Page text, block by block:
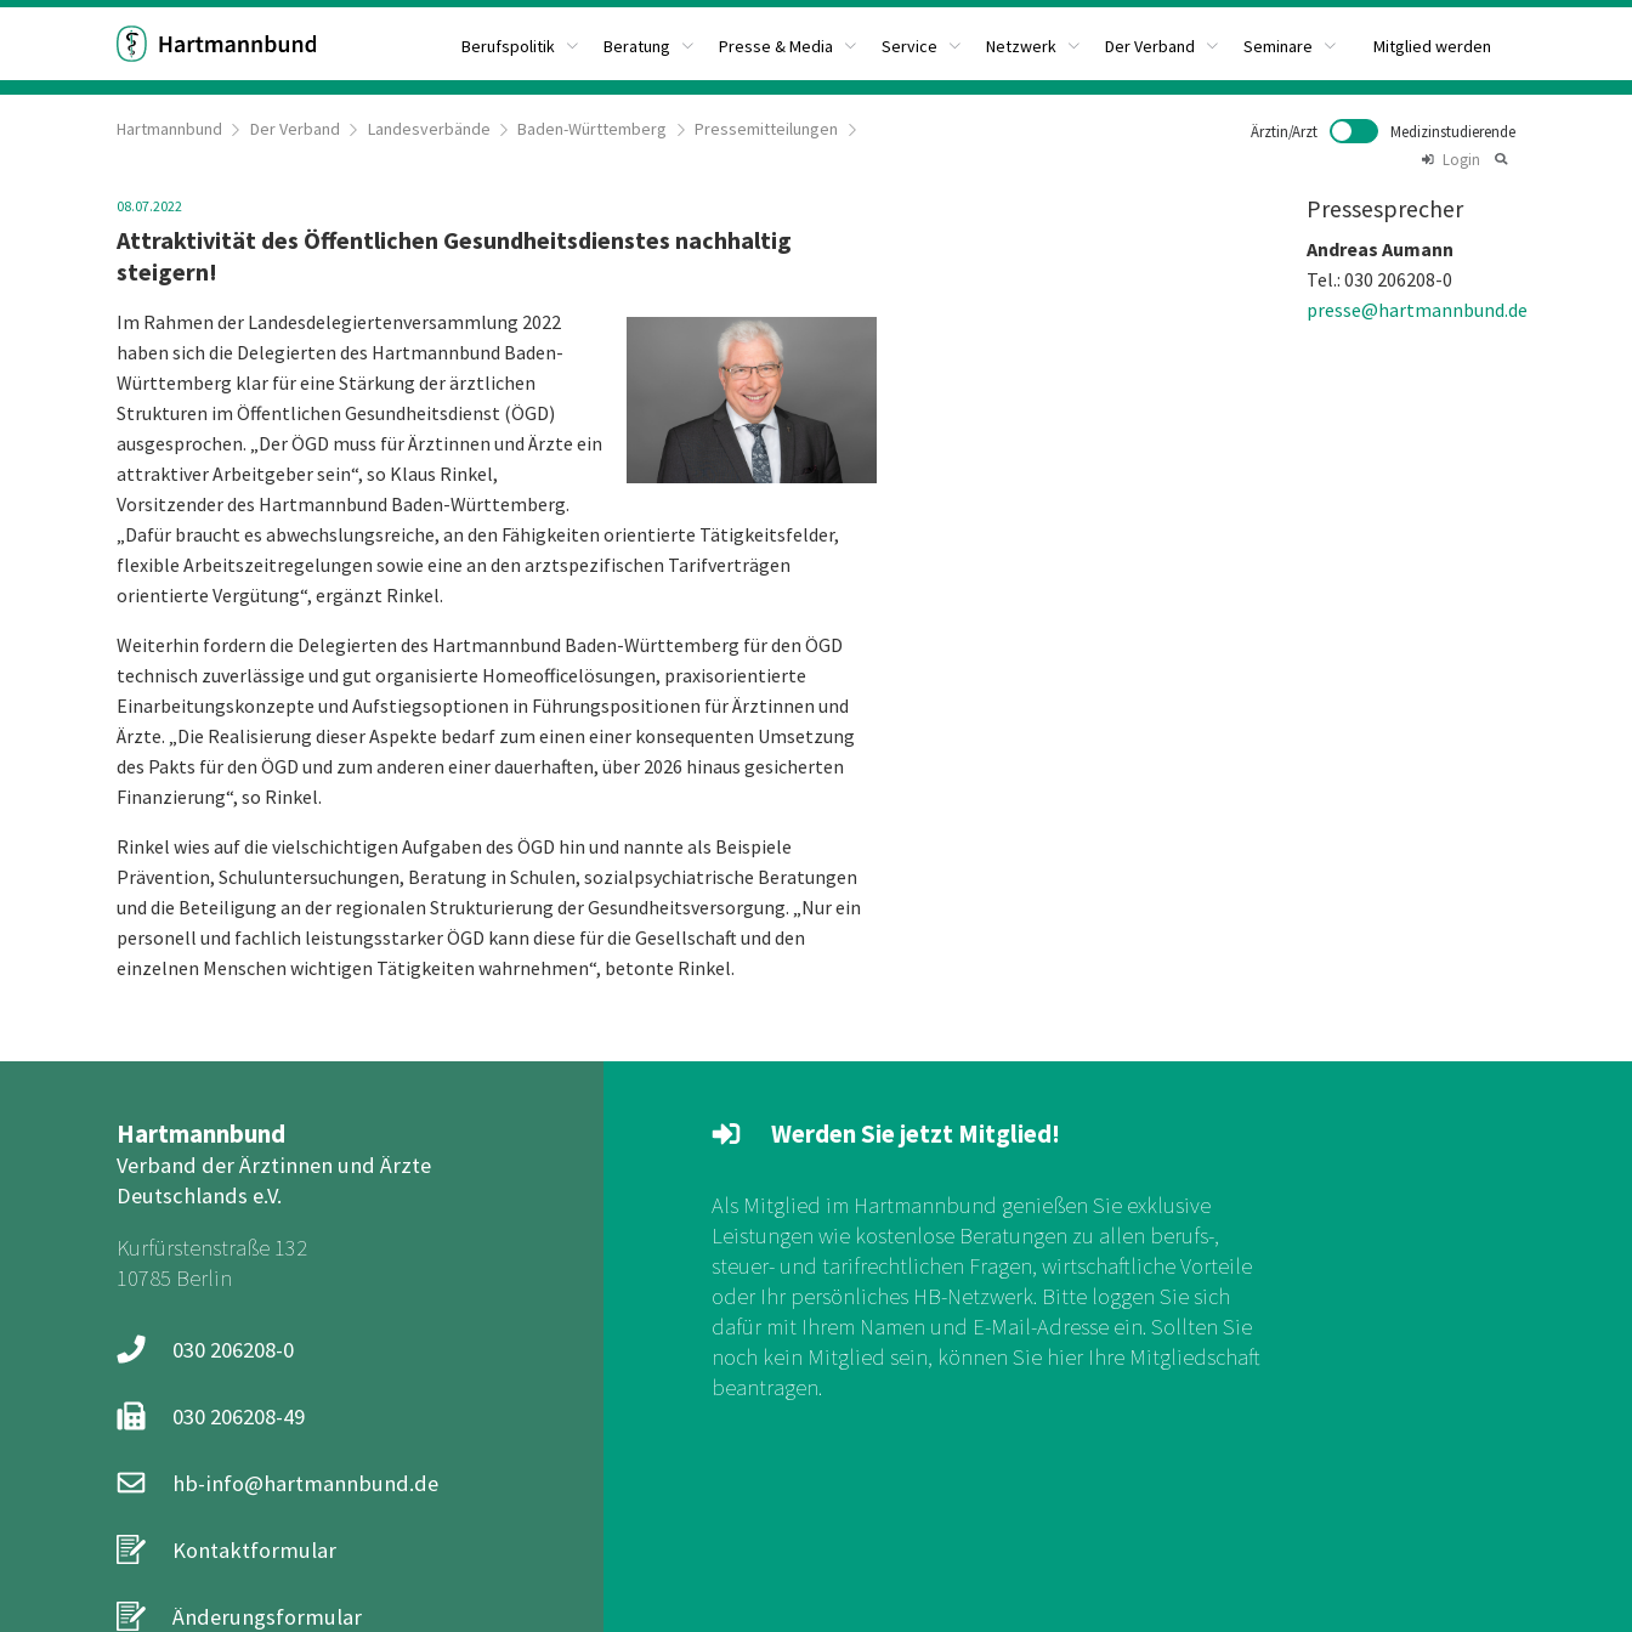
Berufspolitik Beratung Presse & Media Service Netzwerk Der Verband Seminare Mitglied werden
Hartmannbund Der Verband Landesverbände Baden-Württemberg Pressemitteilungen Ärztin/Arzt
Medizinstudierende
Login
08.07.2022
Attraktivität des Öffentlichen Gesundheitsdienstes nachhaltig
steigern!
Im Rahmen der Landesdelegiertenversammlung 2022
haben sich die Delegierten des Hartmannbund Baden-
Württemberg klar für eine Stärkung der ärztlichen
Strukturen im Öffentlichen Gesund­heitsdienst (ÖGD)
ausgesprochen. „Der ÖGD muss für Ärztinnen und Ärzte ein
attraktiver Arbeitgeber sein“, so Klaus Rinkel,
Vorsitzender des Hartmannbund Baden-Württemberg.
„Dafür braucht es abwechslungsreiche, an den Fähigkeiten orientierte Tätigkeitsfelder,
flexible Arbeitszeitregelungen sowie eine an den arztspezifischen Tarifverträgen
orientierte Vergütung“, ergänzt Rinkel.
Weiterhin fordern die Delegierten des Hartmannbund Baden-Württemberg für den ÖGD
technisch zuverlässige und gut organisierte Homeofficelösungen, praxisorientierte
Einarbeitungs­konzepte und Aufstiegsoptionen in Führungspositionen für Ärztinnen und
Ärzte. „Die Realisierung dieser Aspekte bedarf zum einen einer konsequenten Umsetzung
des Pakts für den ÖGD und zum anderen einer dauerhaften, über 2026 hinaus gesicherten
Finanzierung“, so Rinkel.
Rinkel wies auf die vielschichtigen Aufgaben des ÖGD hin und nannte als Beispiele
Prävention, Schuluntersuchungen, Beratung in Schulen, sozialpsychiatrische Beratungen
und die Beteiligung an der regionalen Strukturierung der Gesundheitsversorgung. „Nur ein
personell und fachlich leistungsstarker ÖGD kann diese für die Gesellschaft und den
einzelnen Menschen wichtigen Tätigkeiten wahrnehmen“, betonte Rinkel.
Pressesprecher
Andreas Aumann
Tel.: 030 206208-0
presse@hartmannbund.de
Hartmannbund
Verband der Ärztinnen und Ärzte
Deutschlands e.V.
Kurfürstenstraße 132
10785 Berlin
030 206208-0
030 206208-49
hb-info@hartmannbund.de
Kontaktformular
Änderungsformular
Werden Sie jetzt Mitglied!
Als Mitglied im Hartmannbund genießen Sie exklusive
Leistungen wie kostenlose Beratungen zu allen berufs-,
steuer- und tarifrechtlichen Fragen, wirtschaftliche Vorteile
oder Ihr persönliches HB-Netzwerk. Bitte loggen Sie sich
dafür mit Ihrem Namen und E-Mail-Adresse ein. Sollten Sie
noch kein Mitglied sein, können Sie hier Ihre Mitgliedschaft
beantragen.